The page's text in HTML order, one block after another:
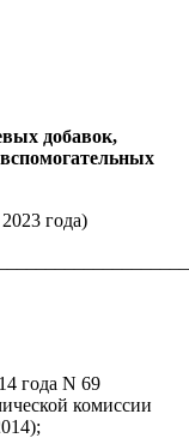
добавок,
года)
года N 69
комиссии